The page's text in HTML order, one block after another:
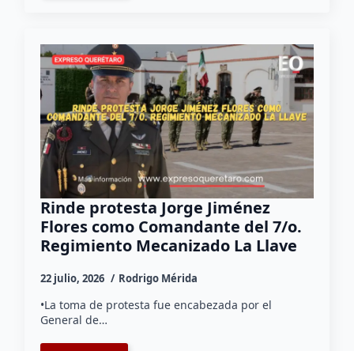
Rinde protesta Jorge Jiménez
Flores como Comandante del 7/o.
Regimiento Mecanizado La Llave
22 julio, 2026 Rodrigo Mérida
•La toma de protesta fue encabezada por el
General de…